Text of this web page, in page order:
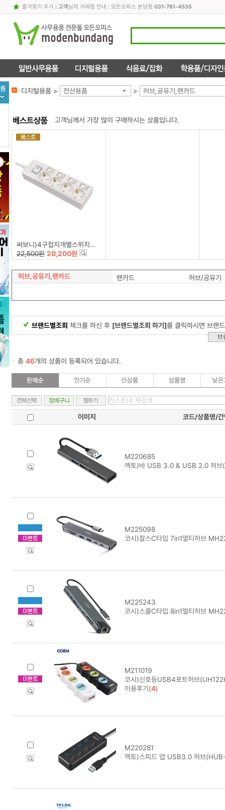
즐겨찾기 추가| 고객님의 거래점 안내 : 모든오피스 분당점 031-781-4535
디지털용품 > 전산용품 > 허브,공유기,랜카드
고객님께서 가장 많이 구매하시는 상품입니다.
써보니)4구접지개별스위치멀티탭(2M/M-1342)
22,500원 20,200원
허브,공유기,랜카드 랜카드 허브/공유기
브랜드별조회 체크를 하신 후 [브랜드별조회 하기]를 클릭하시면 브랜
총 46개의 상품이 등록되어 있습니다.
이미지 코드/상품명/간
M220685
엑토)바 USB 3.0 & USB 2.0 허
M225098
코시)찰스C타입 7in1멀티허브
M225243
코시)스콜C타입 8in1멀티허브
M211019
코시)신호등USB4포트허브
이용후기(4)
M220281
엑토)스피드 업 USB3.0 허브